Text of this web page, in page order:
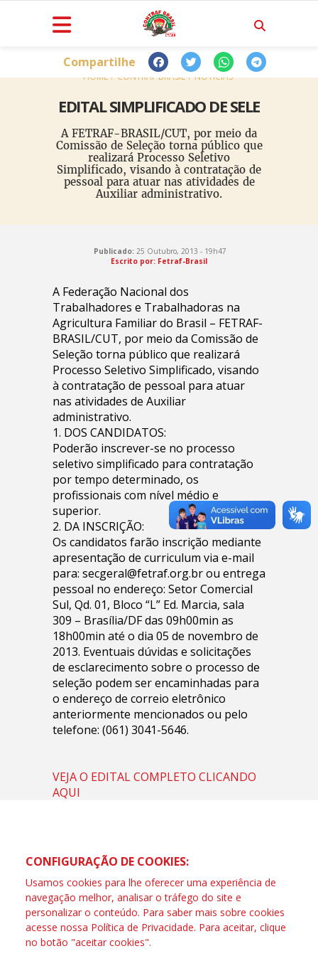
HOME CONTRAF BRASIL NOTÍCIAS
EDITAL SIMPLIFICADO DE SELE
A FETRAF-BRASIL/CUT, por meio da
Comissão de Seleção torna público que
realizará Processo Seletivo
Simplificado, visando à contratação de
pessoal para atuar nas atividades de
Auxiliar administrativo.
Compartilhe
Publicado: 25 Outubro, 2013 - 19h47
Escrito por: Fetraf-Brasil
A Federação Nacional dos
Trabalhadores e Trabalhadoras na
Agricultura Familiar do Brasil – FETRAF-
BRASIL/CUT, por meio da Comissão de
Seleção torna público que realizará
Processo Seletivo Simplificado, visando
à contratação de pessoal para atuar
nas atividades de Auxiliar
administrativo.
1. DOS CANDIDATOS:
Poderão inscrever-se no processo
seletivo simplificado para contratação
por tempo determinado, os
profissionais com nível médio e
superior.
2. DA INSCRIÇÃO:
Os candidatos farão inscrição mediante
apresentação de curriculum via e-mail
para: secgeral@fetraf.org.brou entrega
pessoal no endereço: Setor Comercial
Sul, Qd. 01, Bloco “L” Ed. Marcia, sala
309 – Brasília/DF das 09h00min as
18h00min até o dia 05 de novembro de
2013. Eventuais dúvidas e solicitações
de esclarecimento sobre o processo de
seleção podem ser encaminhadas para
o endereço de correio eletrônico
anteriormente mencionados ou pelo
telefone: (061) 3041-5646.
VEJA O EDITAL COMPLETO CLICANDO
AQUI
CONFIGURAÇÃO DE COOKIES:
Usamos cookies para lhe oferecer uma experiência de
navegação melhor, analisar o tráfego do site e
personalizar o conteúdo. Para saber mais sobre cookies
acesse nossa Política de Privacidade. Para aceitar, clique
no botão "aceitar cookies".